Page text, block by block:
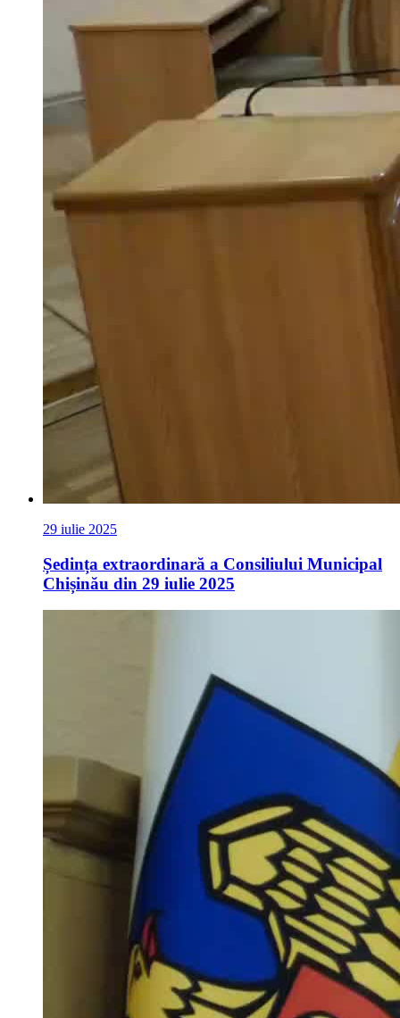
29 iulie 2025
Ședința extraordinară a Consiliului Municipal
Chișinău din 29 iulie 2025